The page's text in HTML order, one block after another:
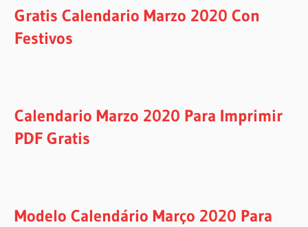
Gratis Calendario Marzo 2020 Con
Festivos
Calendario Marzo 2020 Para Imprimir
PDF Gratis
Modelo Calendário Março 2020 Para